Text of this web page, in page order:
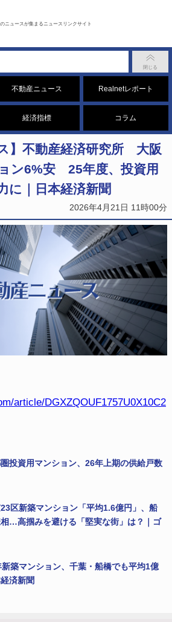
ニュースが集まるニュースリンクサイト
不動産ニュース Realnetレポート
経済指標 コラム
】不動産経済研究所 大阪
ン6%安 25年度、投資用
に｜日本経済新聞
2026年4月21日 11時00分
article/DGXZQOUF1757U0X10C2
圏投資用マンション、26年上期の供給戸数
23区新築マンション「平均1.6億円」、船
…高掴みを避ける「堅実な街」は？｜ゴ
新築マンション、千葉・船橋でも平均1億
済新聞